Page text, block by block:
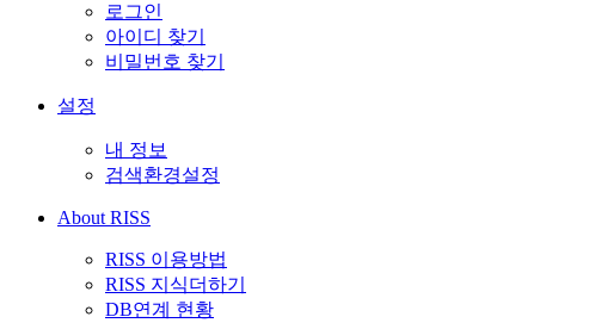
로그인
아이디 찾기
비밀번호 찾기
설정
내 정보
검색환경설정
About RISS
RISS 이용방법
RISS 지식더하기
DB연계 현황